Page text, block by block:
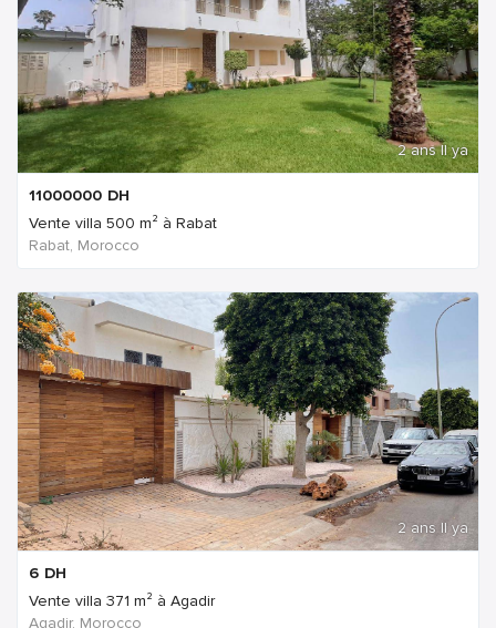
2 ans Il ya
11000000 DH
Vente villa 500 m² à Rabat
Rabat, Morocco
2 ans Il ya
6 DH
Vente villa 371 m² à Agadir
Agadir, Morocco